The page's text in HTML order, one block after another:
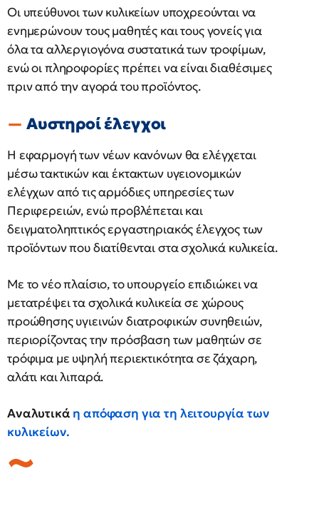
Οι υπεύθυνοι των κυλικείων υποχρεούνται να
ενημερώνουν τους μαθητές και τους γονείς για
όλα τα αλλεργιογόνα συστατικά των τροφίμων,
ενώ οι πληροφορίες πρέπει να είναι διαθέσιμες
πριν από την αγορά του προϊόντος.
Αυστηροί έλεγχοι
Η εφαρμογή των νέων κανόνων θα ελέγχεται
μέσω τακτικών και έκτακτων υγειονομικών
ελέγχων από τις αρμόδιες υπηρεσίες των
Περιφερειών, ενώ προβλέπεται και
δειγματοληπτικός εργαστηριακός έλεγχος των
προϊόντων που διατίθενται στα σχολικά κυλικεία.
Με το νέο πλαίσιο, το υπουργείο επιδιώκει να
μετατρέψει τα σχολικά κυλικεία σε χώρους
προώθησης υγιεινών διατροφικών συνηθειών,
περιορίζοντας την πρόσβαση των μαθητών σε
τρόφιμα με υψηλή περιεκτικότητα σε ζάχαρη,
αλάτι και λιπαρά.
Αναλυτικά η απόφαση για τη λειτουργία των
κυλικείων.